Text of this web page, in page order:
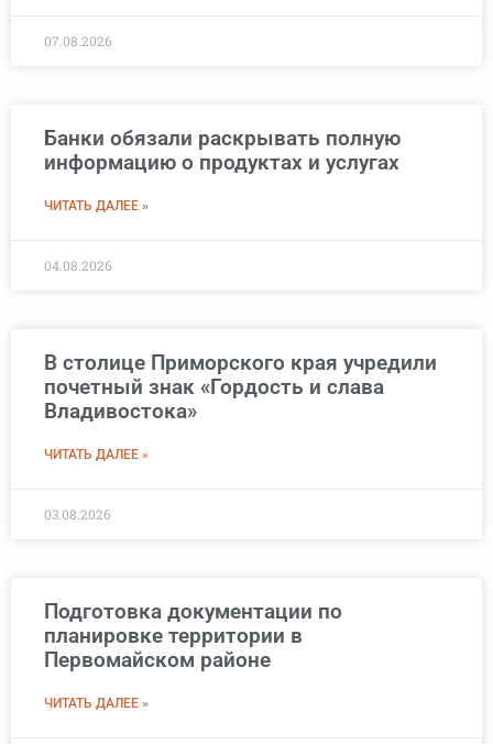
07.08.2026
Банки обязали раскрывать полную
информацию о продуктах и услугах
ЧИТАТЬ ДАЛЕЕ »
04.08.2026
В столице Приморского края учредили
почетный знак «Гордость и слава
Владивостока»
ЧИТАТЬ ДАЛЕЕ »
03.08.2026
Подготовка документации по
планировке территории в
Первомайском районе
ЧИТАТЬ ДАЛЕЕ »